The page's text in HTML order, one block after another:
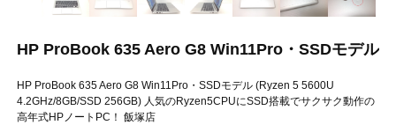
HP ProBook 635 Aero G8 Win11Pro・SSDモデル
HP ProBook 635 Aero G8 Win11Pro・SSDモデル (Ryzen 5 5600U
4.2GHz/8GB/SSD 256GB) 人気のRyzen5CPUにSSD搭載でサクサク動作の
高年式HPノートPC！ 飯塚店